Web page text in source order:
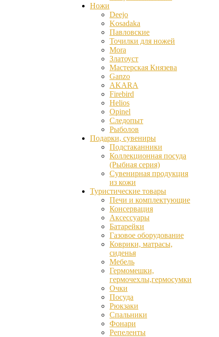
Ножи
Deejo
Kosadaka
Павловские
Точилки для ножей
Mora
Златоуст
Мастерская Князева
Ganzо
AKARA
Firebird
Helios
Opinel
Следопыт
Рыболов
Подарки, сувениры
Подстаканники
Коллекционная посуда
(Рыбная серия)
Сувенирная продукция
из кожи
Туристические товары
Печи и комплектующие
Консервация
Аксессуары
Батарейки
Газовое оборудование
Коврики, матрасы,
сиденья
Мебель
Гермомешки,
гермочехлы,гермосумки
Очки
Посуда
Рюкзаки
Спальники
Фонари
Репеленты